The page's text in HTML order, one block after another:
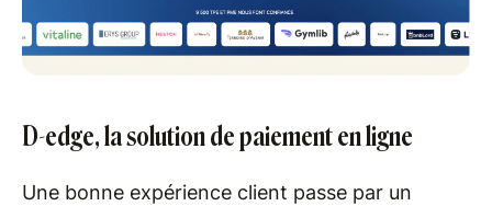
D-edge, la solution de paiement en ligne
Une bonne expérience client passe par un